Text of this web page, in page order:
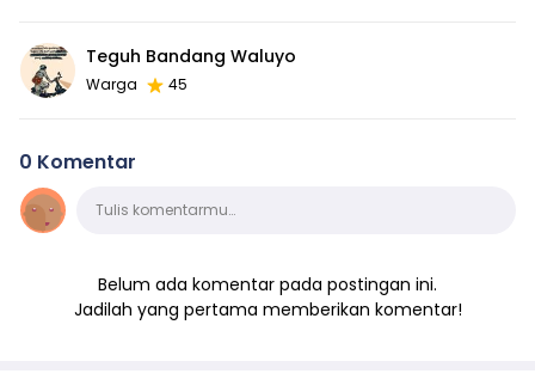
Teguh Bandang Waluyo
Warga 45
0 Komentar
KomentarTulis komentarmu…
Belum ada komentar pada postingan ini.
Jadilah yang pertama memberikan komentar!